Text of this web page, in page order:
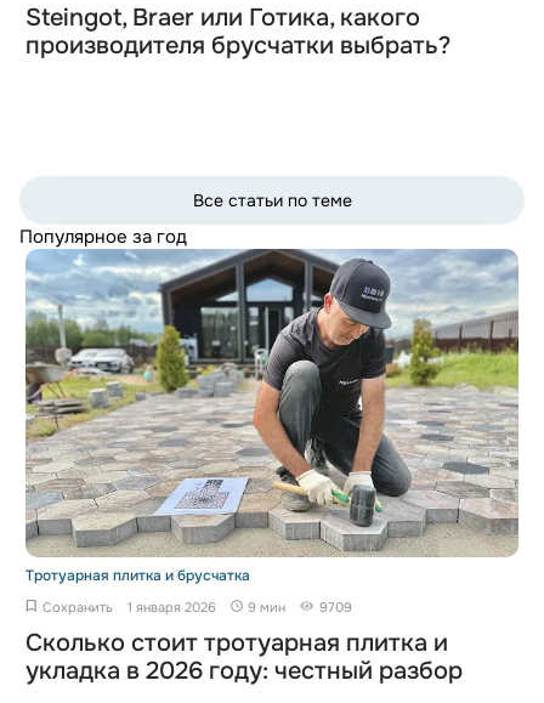
Steingot, Braer или Готика, какого
производителя брусчатки выбрать?
Все статьи по теме
Популярное за год
Тротуарная плитка и брусчатка
Сохранить 1 января 2026 9 мин 9709
Сколько стоит тротуарная плитка и
укладка в 2026 году: честный разбор